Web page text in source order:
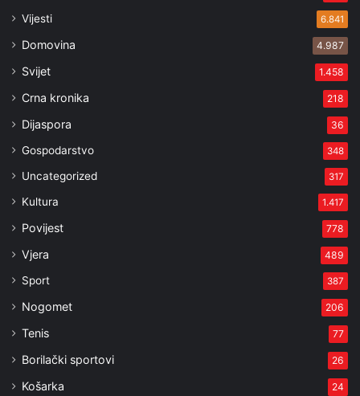
Vijesti 6.841
Domovina 4.987
Svijet 1.458
Crna kronika 218
Dijaspora 36
Gospodarstvo 348
Uncategorized 317
Kultura 1.417
Povijest 778
Vjera 489
Sport 387
Nogomet 206
Tenis 77
Borilački sportovi 26
Košarka 24